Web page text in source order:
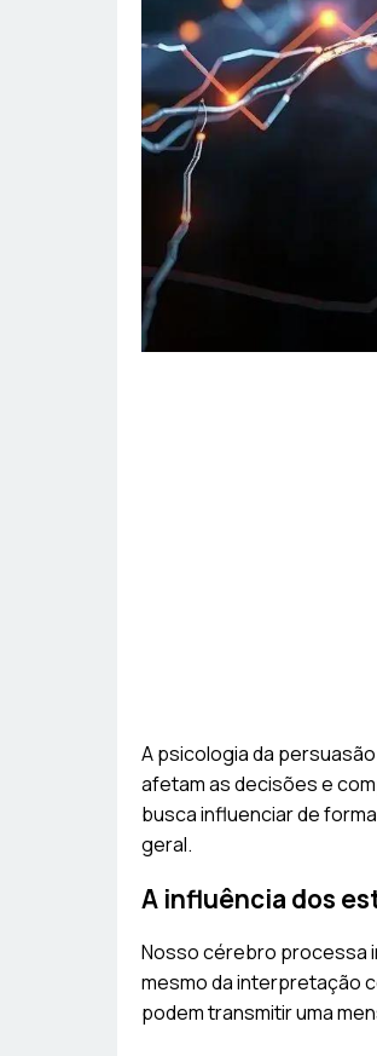
A psicologia da
afetam as decisões e
busca influenciar de
geral.
A influência dos
Nosso cérebro processa
mesmo da interpretação
podem transmitir uma